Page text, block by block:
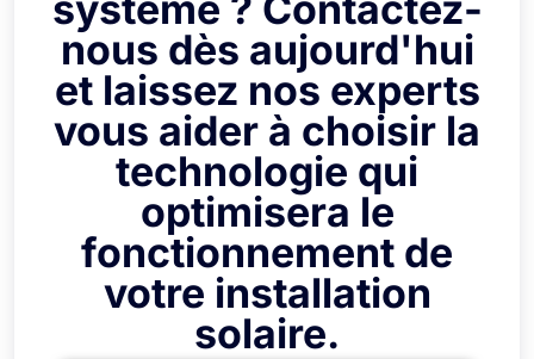
nous dès aujourd'hui
et laissez nos experts
vous aider à choisir la
technologie qui
optimisera le
fonctionnement de
votre installation
solaire.